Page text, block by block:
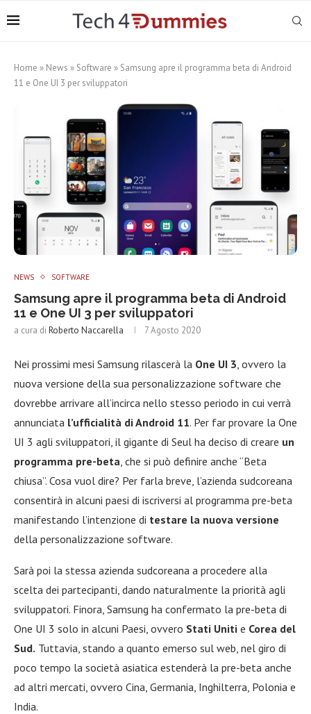
Home » News » Software » Samsung apre il programma beta di Android
11 e One UI 3 per sviluppatori
NEWS SOFTWARE
Samsung apre il programma beta di Android
11 e One UI 3 per sviluppatori
a cura di Roberto Naccarella 7 Agosto 2020
Nei prossimi mesi Samsung rilascerà la One UI 3 , ovvero la
nuova versione della sua personalizzazione software che
dovrebbe arrivare all’incirca nello stesso periodo in cui verrà
annunciata l’ufficialità di Android 11. Per far provare la One
UI 3 agli sviluppatori, il gigante di Seul ha deciso di creare un
programma pre-beta , che si può definire anche “Beta
chiusa”. Cosa vuol dire? Per farla breve, l’azienda sudcoreana
consentirà in alcuni paesi di iscriversi al programma pre-beta
manifestando l’intenzione di testare la nuova versione
della personalizzazione software.
Sarà poi la stessa azienda sudcoreana a procedere alla
scelta dei partecipanti, dando naturalmente la priorità agli
sviluppatori. Finora, Samsung ha confermato la pre-beta di
One UI 3 solo in alcuni Paesi, ovvero Stati Uniti e Corea del
Sud. Tuttavia, stando a quanto emerso sul web, nel giro di
poco tempo la società asiatica estenderà la pre-beta anche
ad altri mercati, ovvero Cina, Germania, Inghilterra, Polonia e
India.